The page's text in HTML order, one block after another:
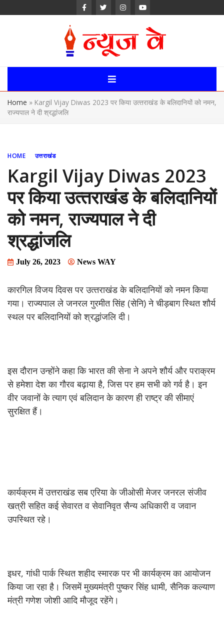
News Way:
Uttarakhand,
Uttar Pardesh,
Portal
Home » Kargil Vijay Diwas 2023 पर किया उत्‍तराखंड के बलिदानियों को नमन,
राज्यपाल ने दी श्रद्धांजलि
HOME उत्तराखंड
Kargil Vijay Diwas 2023
पर किया उत्‍तराखंड के बलिदानियों
को नमन, राज्यपाल ने दी
श्रद्धांजलि
July 26, 2023 News WAY
कारगिल विजय दिवस पर उत्‍तराखंड के बलिदानियों को नमन किया
गया। राज्यपाल ले जनरल गुरमीत सिंह (सेनि) ने चीड़बाग स्थित शौर्य
स्थल पर बलिदानियों को श्रद्धांजलि दी।
इस दौरान उन्होंने कहा कि भारत की सेना ने अपने शौर्य और पराक्रम
से हमेशा देश का गौरव बढ़ाया है, जिस पर हम सभी को गर्व है। इन
वीर जवानों के त्याग एवं बलिदान के कारण ही राष्ट्र की सीमाएं
सुरक्षित हैं।
कार्यक्रम में उत्तराखंड सब एरिया के जीओसी मेजर जनरल संजीव
खत्री सहित कई सेवारत व सेवानिवृत सैन्य अधिकारी व जवान
उपस्थित रहे।
इधर, गांधी पार्क स्थित शहीद स्मारक पर भी कार्यक्रम का आयोजन
किया जा रहा है। जिसमें मुख्यमंत्री पुष्कर सिंह धामी, सैनिक कल्याण
मंत्री गणेश जोशी आदि मौजूद रहेंगे।